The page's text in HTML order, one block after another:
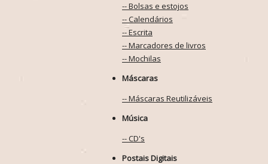
-- Bolsas e estojos
-- Calendários
-- Escrita
-- Marcadores de livros
-- Mochilas
Máscaras
-- Máscaras Reutilizáveis
Música
-- CD's
Postais Digitais